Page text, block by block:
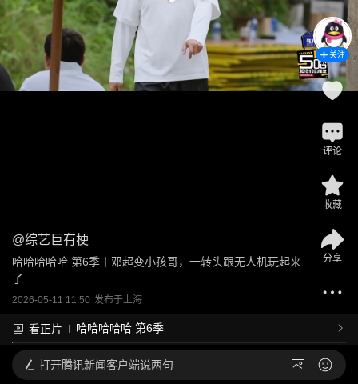
@综艺巨有梗
哈哈哈哈哈 第6季丨邓超变小孩哥，一转头跟无人机玩起来
了
2026-05-11 11:50 发布于上海
看正片 哈哈哈哈哈 第6季
关注
评论
收藏
分享
打开腾讯新闻客户端说两句